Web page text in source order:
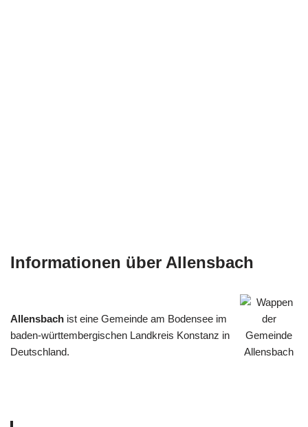
Informationen über Allensbach
Allensbach ist eine Gemeinde am Bodensee im
baden-württembergischen Landkreis Konstanz in
Deutschland.